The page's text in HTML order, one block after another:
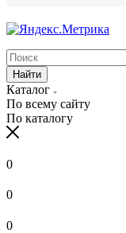
Найти
Каталог
По всему сайту
По каталогу
0
0
0